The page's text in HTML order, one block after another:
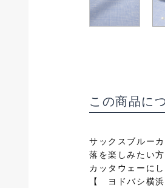
この商品に
サックスブルー
落を楽しみたい
カッタウェーに
【 ヨドバシ横